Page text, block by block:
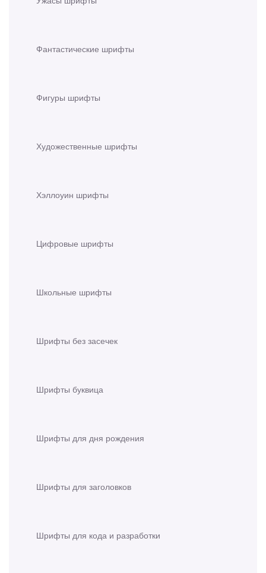
Фантастические шрифты
Фигуры шрифты
Художественные шрифты
Хэллоуин шрифты
Цифровые шрифты
Школьные шрифты
Шрифты без засечек
Шрифты буквица
Шрифты для дня рождения
Шрифты для заголовков
Шрифты для кода и разработки